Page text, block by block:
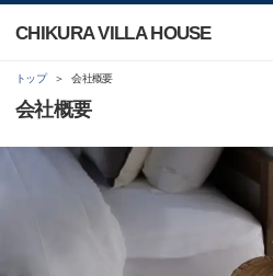
CHIKURA VILLA HOUSE
トップ 会社概要
会社概要